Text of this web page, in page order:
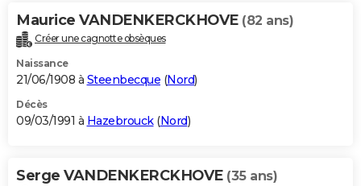
Maurice VANDENKERCKHOVE (82 ans)
Créer une cagnotte obsèques
Naissance
21/06/1908 à Steenbecque (Nord)
Décès
09/03/1991 à Hazebrouck(Nord)
Serge VANDENKERCKHOVE (35 ans)